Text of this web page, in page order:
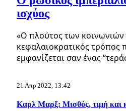
ισχύος
«Ο πλούτος των κοινωνιών
κεφαλαιοκρατικός τρόπος
εμφανίζεται σαν ένας
21 Απρ 2022, 13:42
Καρλ Μαρξ: Μισθός, τιμή και